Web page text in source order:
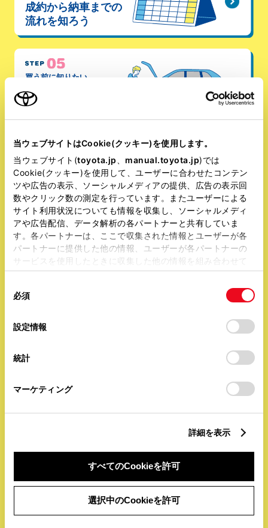
当ウェブサイトはCookie(クッキー)を使用します。
当ウェブサイト(toyota.jp manual.toyota.jp)では
Cookie(クッキー)を使用して、ユーザーに合わせたコンテン
ツや広告の表示、ソーシャルメディアの提供、広告の表示回
数やクリック数の測定を行っています。またユーザーによる
サイト利用状況についても情報を収集し、ソーシャルメディ
アや広告配信、データ解析の各パートナーと共有していま
す。各パートナーは、ここで収集された情報とユーザーが各
パートナーに提供した他の情報、ユーザーが各パートナーの
サービスを使用したときに収集した他の情報を組み合わせて
使用することがあります。当ウェブサイトの使用を続行する
デバイスにすべてのCookie(クッキー)が保存されることに同
意したことになります。Cookie(クッキー)のオプトアウト、
設定の変更、同意を撤回したりするにあたっては、当社の
「Cookie（クッキー）情報の取り扱いについて
」をご覧くだ
必須
設定情報
統計
マーケティング
詳細を表示
すべてのCookieを許可
選択中のCookieを許可
成約から納車までの
流れを知ろう
買う前に知りたい
愛車のメンテナンス
は忘れずに
その他のコンテンツ